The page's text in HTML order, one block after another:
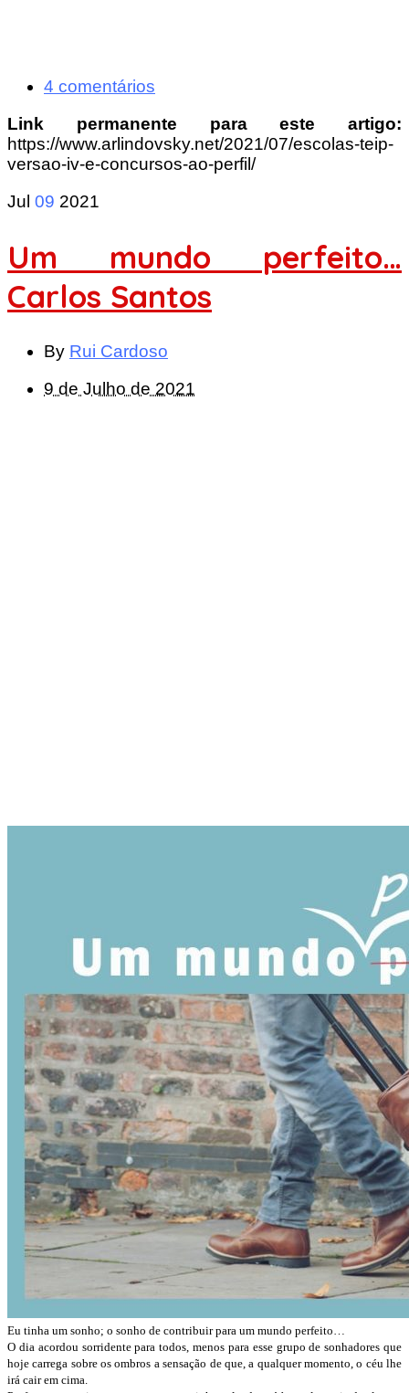
4 comentários
Link permanente para este artigo:
https://www.arlindovsky.net/2021/07/escolas-teip-
versao-iv-e-concursos-ao-perfil/
Jul 09 2021
Um mundo perfeito…
Carlos Santos
By Rui Cardoso
9 de Julho de 2021
Eu tinha um sonho; o sonho de contribuir para um mundo perfeito…
O dia acordou sorridente para todos, menos para esse grupo de sonhadores que
hoje carrega sobre os ombros a sensação de que, a qualquer momento, o céu lhe
irá cair em cima.